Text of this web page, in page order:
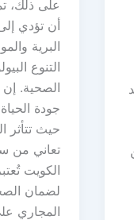
على ذلك،
أن تؤدي
البرية
التنوع
الصحية.
جودة
حيث تتأثر
تعاني من
الكويت
لضمان
المجاري